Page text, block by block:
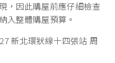
，因此購屋前應仔細檢查
入整體購屋預算。